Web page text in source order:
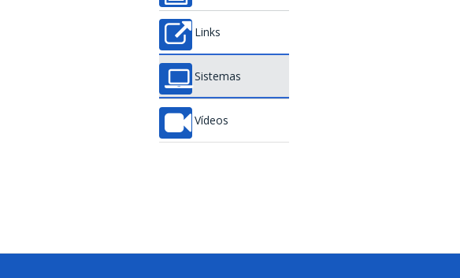
Links
Sistemas
Vídeos